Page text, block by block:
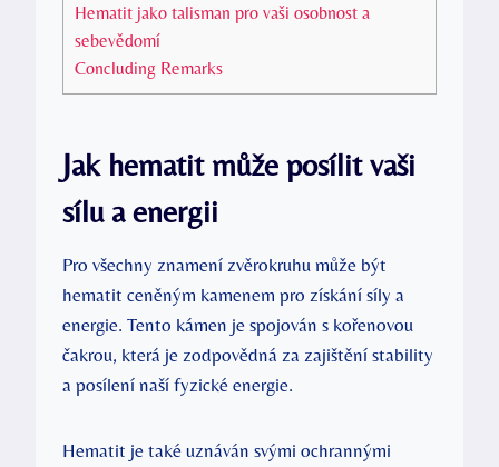
Hematit jako talisman pro vaši osobnost a
sebevědomí
Concluding Remarks
Jak hematit může posílit vaši
sílu a energii
Pro všechny znamení zvěrokruhu může být
hematit ceněným kamenem pro získání síly a
energie. Tento kámen je spojován s kořenovou
čakrou, která je zodpovědná za zajištění stability
a posílení naší fyzické energie.
Hematit je také uznáván svými ochrannými